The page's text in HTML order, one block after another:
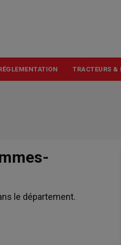
TRACTEURS &
le département.